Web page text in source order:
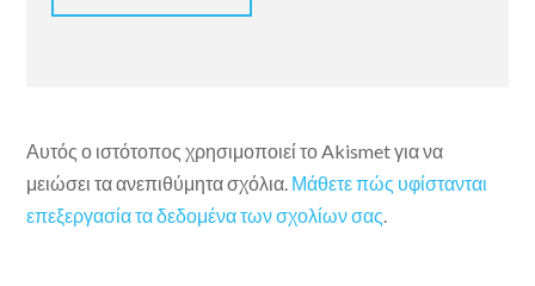
Αυτός ο ιστότοπος χρησιμοποιεί το Akismet για να
μειώσει τα ανεπιθύμητα σχόλια. Μάθετε πώς υφίστανται
επεξεργασία τα δεδομένα των σχολίων σας.